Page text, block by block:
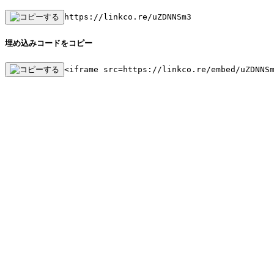
https://linkco.re/uZDNNSm3
埋め込みコードをコピー
<iframe src=https://linkco.re/embed/